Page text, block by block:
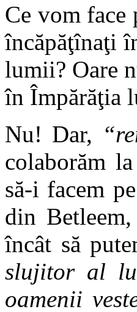
Ce vom face
încăpăţînaţi
lumii? Oare
în Împărăţia
Nu! Dar,
colaborăm
să-i facem
din
încât să
slujitor al
oamenii